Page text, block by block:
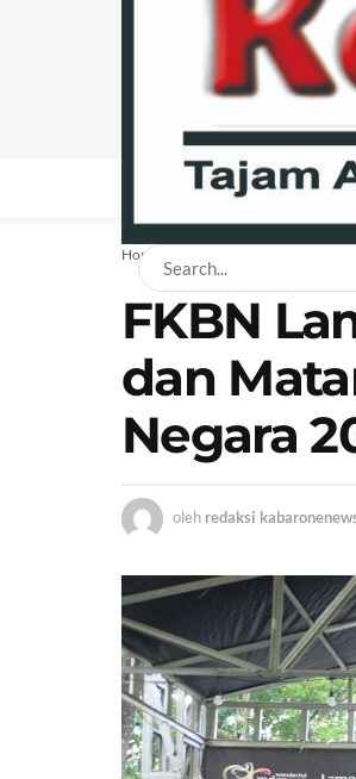
BERANDA NEWS
Home
FKBN
dan
Negara
oleh redaksi